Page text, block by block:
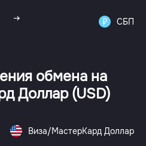
СБП
обмена на
Доллар (USD)
Виза/МастерКард Доллар